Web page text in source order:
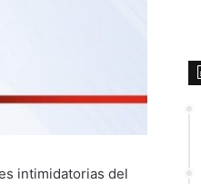
intimidatorias del